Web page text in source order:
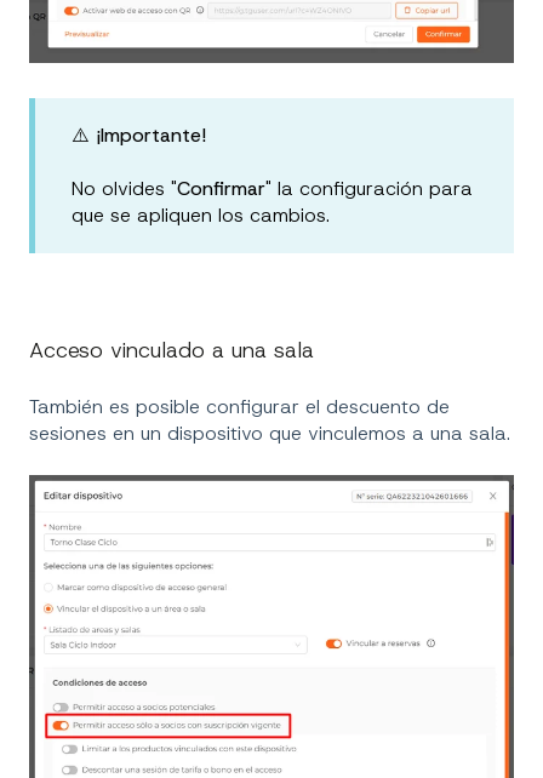
⚠️ ¡Importante!
No olvides "Confirmar" la configuración para
que se apliquen los cambios.
Acceso vinculado a una sala
También es posible configurar el descuento de
sesiones en un dispositivo que vinculemos a una sala.